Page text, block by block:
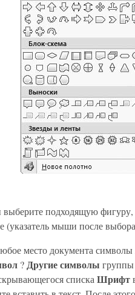
подходящую
(указатель мыши после
место документа
? Другие символы группы
списка Шрифт